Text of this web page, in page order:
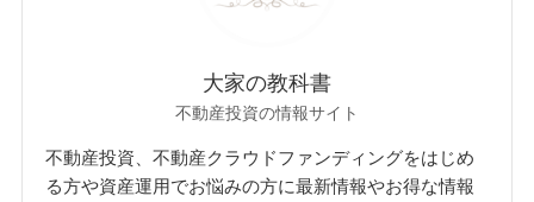
大家の教科書
不動産投資の情報サイト
不動産投資、不動産クラウドファンディングをはじめ
る方や資産運用でお悩みの方に最新情報やお得な情報